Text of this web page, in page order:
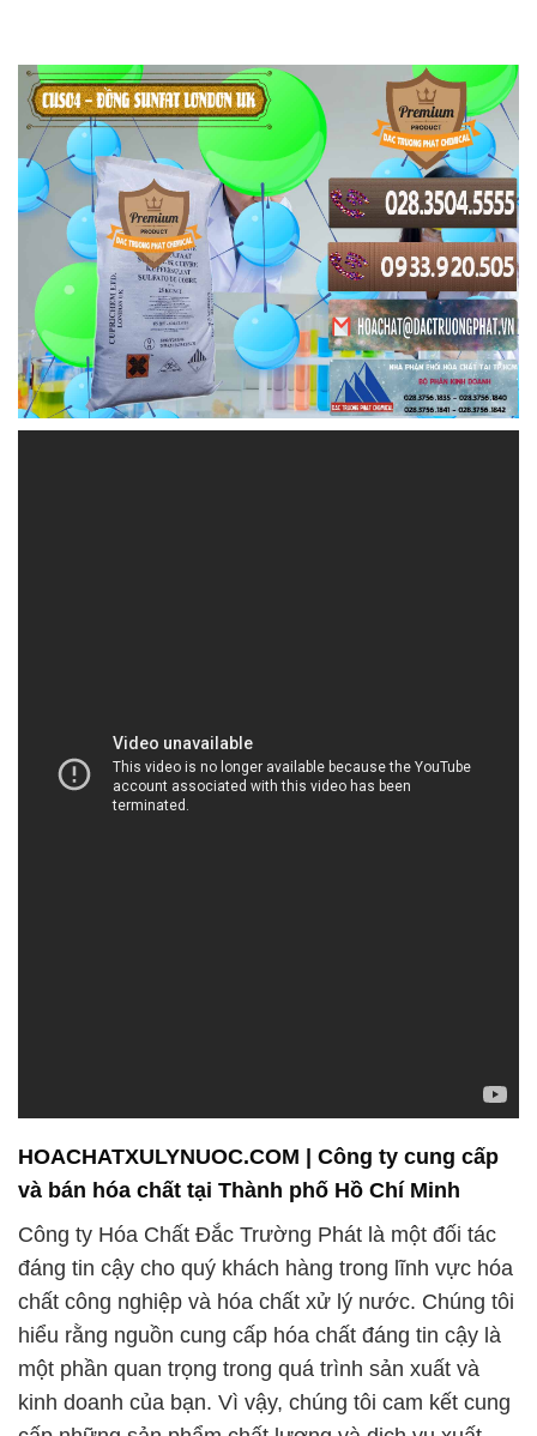
kinh doanh của bạn. Vì vậy, chúng tôi cam kết cung
cấp những sản phẩm chất lượng và dịch vụ xuất
sắc để đảm bảo sự thành công của dự án của bạn.
Sự uy tín và danh tiếng của Công ty Hóa Chất Đắc
Trường Phát đã được xây dựng và củng cố trong
suốt hơn một thập kỷ hoạt động tại thị trường hóa
chất tại Việt Nam. Chúng tôi tự hào là đối tác tin cậy
của nhiều doanh nghiệp trong nhiều ngành khác
nhau, và đặc biệt là trong ngành nuôi trồng thủy
sản.